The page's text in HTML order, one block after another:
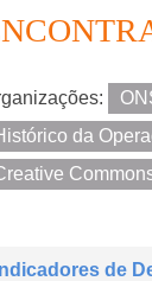
da
Indicadores de